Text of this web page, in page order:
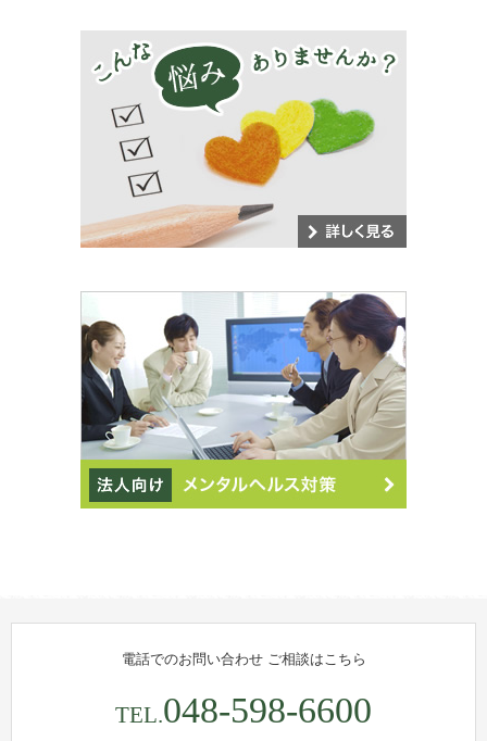
電話でのお問い合わせご相談はこちら
TEL.048-598-6600